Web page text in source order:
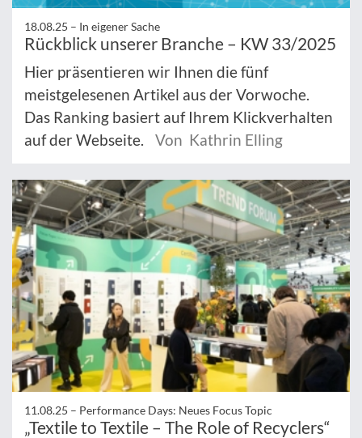
18.08.25 – In eigener Sache
Rückblick unserer Branche – KW 33/2025
Hier präsentieren wir Ihnen die fünf
meistgelesenen Artikel aus der Vorwoche.
Das Ranking basiert auf Ihrem Klickverhalten
auf der Webseite.
Von Kathrin Elling
11.08.25 – Performance Days: Neues Focus Topic
„Textile to Textile – The Role of Recyclers“